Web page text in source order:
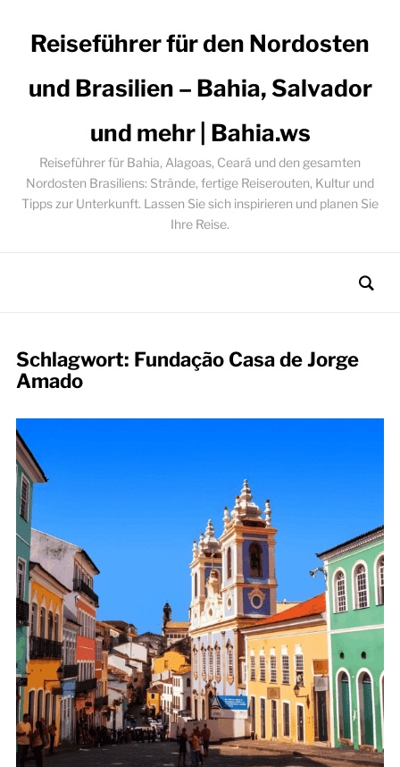
Reiseführer für den Nordosten
und Brasilien – Bahia, Salvador
und mehr | Bahia.ws
Reiseführer für Bahia, Alagoas, Ceará und den gesamten
Nordosten Brasiliens: Strände, fertige Reiserouten, Kultur und
Tipps zur Unterkunft. Lassen Sie sich inspirieren und planen Sie
Ihre Reise.
Schlagwort: Fundação Casa de Jorge
Amado